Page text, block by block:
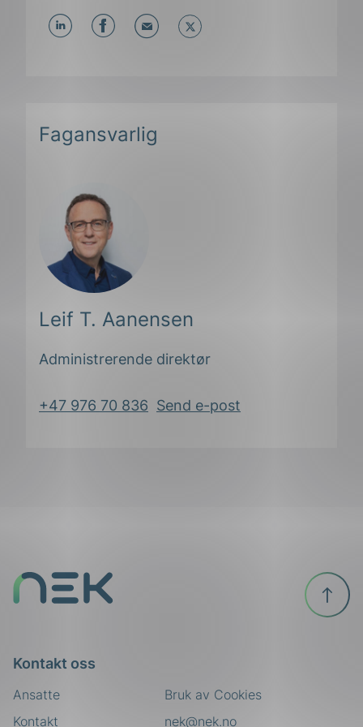
Fagansvarlig
Leif T. Aanensen
Administrerende direktør
+47 976 70 836 Send e-post
Kontakt oss
Ansatte
nek@nek.no
Kontakt
Bruk av Cookies
Til
toppen